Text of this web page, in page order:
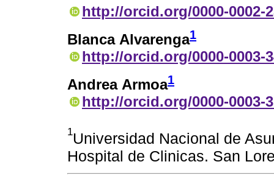
http://orcid.org/0000-0002-
Blanca Alvarenga1
http://orcid.org/0000-0003-
Andrea Armoa1
http://orcid.org/0000-0003-
1Universidad Nacional de
Hospital de Clinicas. San